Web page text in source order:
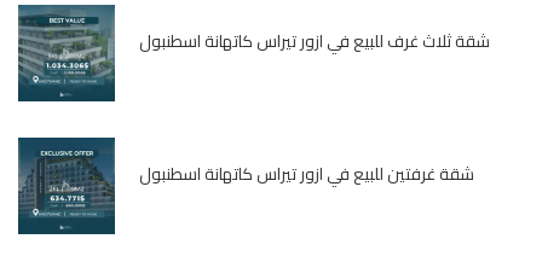
شقة ثلاث غرف للبيع في ازور تيراس كاتهانة اسطنبول
شقة غرفتين للبيع في ازور تيراس كاتهانة اسطنبول